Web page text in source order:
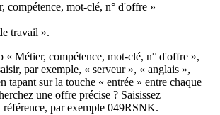
compétence, mot-clé, n° d'offre »
travail ».
« Métier, compétence, mot-clé, n° d'offre »,
par exemple, « serveur », « anglais »,
tapant sur la touche « entrée » entre chaque
une offre précise ? Saisissez
référence, par exemple 049RSNK.